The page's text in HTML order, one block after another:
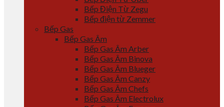
Bếp Điện Từ Zegu
Bếp điện từ Zemmer
Bếp Gas
Bếp Gas Âm
Bếp Gas Âm Arber
Bếp Gas Âm Binova
Bếp Gas Âm Blueger
Bếp Gas Âm Canzy
Bếp Gas Âm Chefs
Bếp Gas Âm Electrolux